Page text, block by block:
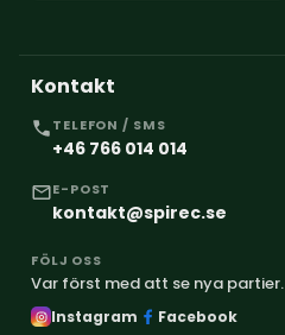
Kontakt
TELEFON / SMS
+46 766 014 014
E-POST
kontakt@spirec.se
FÖLJ OSS
Var först med att se nya partier.
Instagram Facebook